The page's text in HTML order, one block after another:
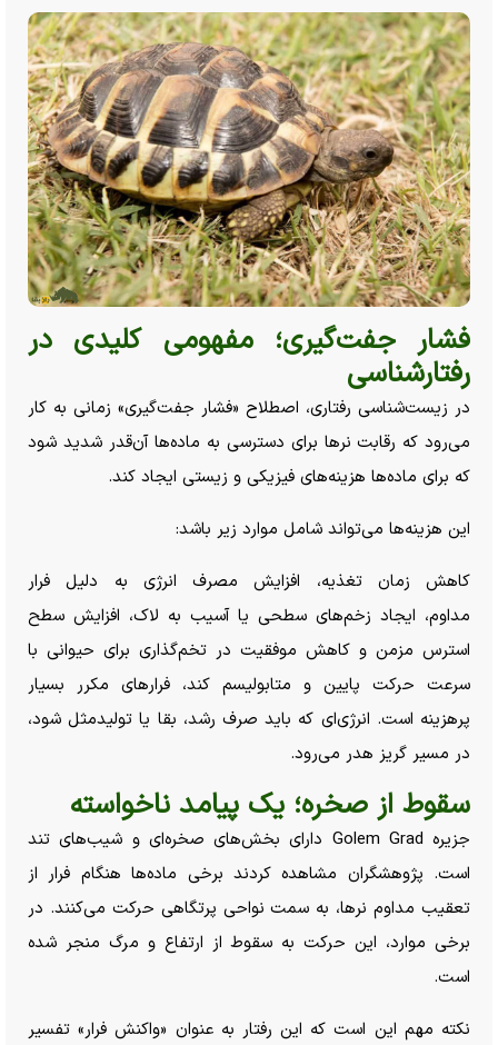
فشار جفت‌گیری؛ مفهومی کلیدی در
رفتارشناسی
در زیست‌شناسی رفتاری، اصطلاح «فشار جفت‌گیری» زمانی به کار
می‌رود که رقابت نر‌ها برای دسترسی به ماده‌ها آن‌قدر شدید شود
که برای ماده‌ها هزینه‌های فیزیکی و زیستی ایجاد کند.
این هزینه‌ها می‌تواند شامل موارد زیر باشد:
کاهش زمان تغذیه، افزایش مصرف انرژی به دلیل فرار
مداوم، ایجاد زخم‌های سطحی یا آسیب به لاک، افزایش سطح
استرس مزمن و کاهش موفقیت در تخم‌گذاری برای حیوانی با
سرعت حرکت پایین و متابولیسم کند، فرار‌های مکرر بسیار
پرهزینه است. انرژی‌ای که باید صرف رشد، بقا یا تولیدمثل شود،
در مسیر گریز هدر می‌رود.
سقوط از صخره؛ یک پیامد ناخواسته
جزیره Golem Grad دارای بخش‌های صخره‌ای و شیب‌های تند
است. پژوهشگران مشاهده کردند برخی ماده‌ها هنگام فرار از
تعقیب مداوم نرها، به سمت نواحی پرتگاهی حرکت می‌کنند. در
برخی موارد، این حرکت به سقوط از ارتفاع و مرگ منجر شده
است.
نکته مهم این است که این رفتار به عنوان «واکنش فرار» تفسیر